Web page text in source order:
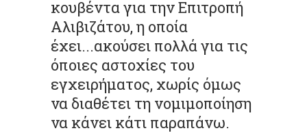
κουβέντα για την Επιτροπή
Αλιβιζάτου, η οποία
έχει...ακούσει πολλά για τις
όποιες αστοχίες του
εγχειρήματος, χωρίς όμως
να διαθέτει τη νομιμοποίηση
να κάνει κάτι παραπάνω.